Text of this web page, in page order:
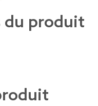
du produit